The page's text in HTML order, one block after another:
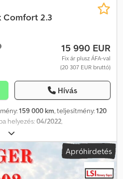
Comfort 2.3
15 990 EUR
Fix ár plusz ÁFA-val
(20 307 EUR bruttó)
Hívás
159 000 km, teljesítmény:120
helyezés:04/2022,
mechanikai, kibocsátási
3, raktér hossza: 4 345 mm,
, raktérmagasság: 1 810 mm,
ABS, elektronikus
Apróhirdetés